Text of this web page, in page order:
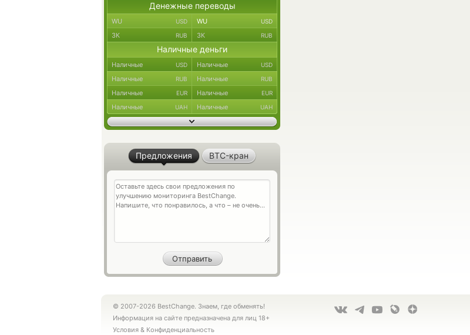
Денежные переводы
WU USD WU USD
ЗК RUB ЗК RUB
Наличные деньги
Наличные USD Наличные USD
Наличные RUB Наличные RUB
Наличные EUR Наличные EUR
Наличные UAH Наличные UAH
Предложения BTC-кран
© 2007-2026 BestChange. Знаем, где обменять!
Информация на сайте предназначена для лиц 18+
Условия & Конфиденциальность